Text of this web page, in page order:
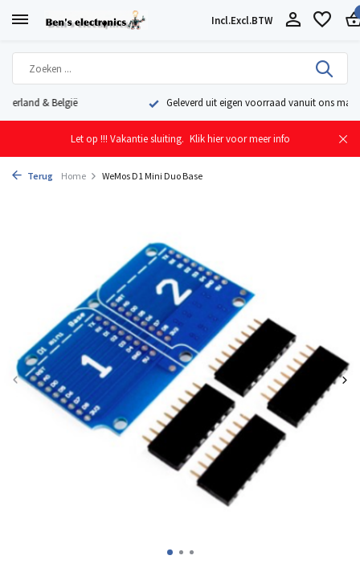
Incl.Excl.BTW
Geleverd uit eigen voorraad vanuit ons magazijn in Nederland
Let op !!! Vakantie sluiting. Klik hier voor meer info
Terug Home WeMos D1 Mini Duo Base